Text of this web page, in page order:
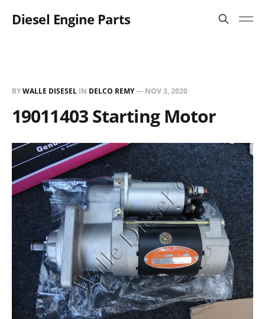
Diesel Engine Parts
BYWALLE DISESEL IN DELCO REMY— NOV 3, 2020
19011403 Starting Motor